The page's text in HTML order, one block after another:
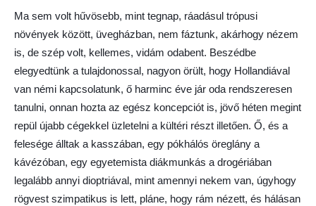
Ma sem volt hűvösebb, mint tegnap, ráadásul trópusi
növények között, üvegházban, nem fáztunk, akárhogy nézem
is, de szép volt, kellemes, vidám odabent. Beszédbe
elegyedtünk a tulajdonossal, nagyon örült, hogy Hollandiával
van némi kapcsolatunk, ő harminc éve jár oda rendszeresen
tanulni, onnan hozta az egész koncepciót is, jövő héten megint
repül újabb cégekkel üzletelni a kültéri részt illetően. Ő, és a
felesége álltak a kasszában, egy pókhálós öreglány a
kávézóban, egy egyetemista diákmunkás a drogériában
legalább annyi dioptriával, mint amennyi nekem van, úgyhogy
rögvest szimpatikus is lett, pláne, hogy rám nézett, és hálásan